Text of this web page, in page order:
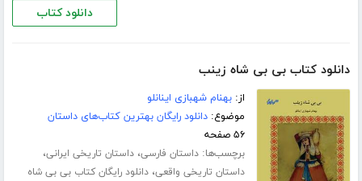
دانلود کتاب
دانلود کتاب بی بی شاه زینب
از:بهنام شهبازی اینانلو
موضوع:دانلود رایگان بهترین کتاب‌های داستان
۵۶ صفحه
برچسب‌ها:داستان فارسی،داستان تاریخی ایرانی،
داستان تاریخی واقعی،دانلود رایگان کتاب بی بی شاه